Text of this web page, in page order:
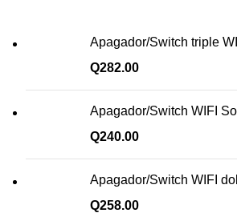
Apagador/Switch triple
Q282.00
Apagador/Switch WIFI
Q240.00
Apagador/Switch WIFI
Q258.00